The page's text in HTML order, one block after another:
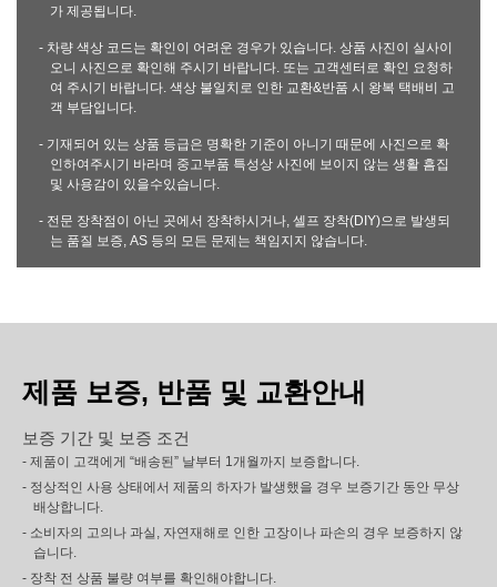
가 제공됩니다.
- 차량 색상 코드는 확인이 어려운 경우가 있습니다. 상품 사진이 실사이
오니 사진으로 확인해 주시기 바랍니다. 또는 고객센터로 확인 요청하
여 주시기 바랍니다. 색상 불일치로 인한 교환&반품 시 왕복 택배비 고
객 부담입니다.
- 기재되어 있는 상품 등급은 명확한 기준이 아니기 때문에 사진으로 확
인하여주시기 바라며 중고부품 특성상 사진에 보이지 않는 생활 흠집
및 사용감이 있을수있습니다.
- 전문 장착점이 아닌 곳에서 장착하시거나, 셀프 장착(DIY)으로 발생되
는 품질 보증, AS 등의 모든 문제는 책임지지 않습니다.
제품 보증, 반품 및 교환안내
보증 기간 및 보증 조건
- 제품이 고객에게 “배송된” 날부터 1개월까지 보증합니다.
- 정상적인 사용 상태에서 제품의 하자가 발생했을 경우 보증기간 동안 무상
배상합니다.
- 소비자의 고의나 과실, 자연재해로 인한 고장이나 파손의 경우 보증하지 않
습니다.
- 장착 전 상품 불량 여부를 확인해야합니다.